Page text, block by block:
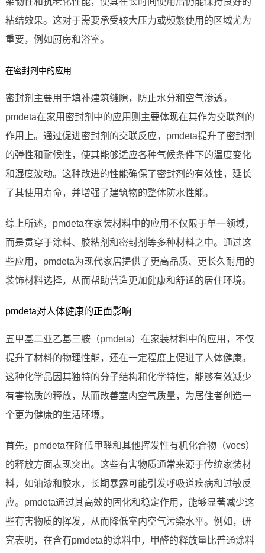
粘结效果。这对于需要承受较大压力或频繁使用的区域尤为
重要，例如厨房和浴室。
在密封剂中的应用
密封剂主要用于填补建筑缝隙，防止水分和空气渗透。
pmdeta在家用密封剂中的应用则主要体现在其作为交联剂的
作用上。通过促进密封剂的交联反应，pmdeta提升了密封剂
的弹性和耐候性，使其能够适应各种气候条件下的温度变化
和湿度波动。这种改进的性能确保了密封剂的有效性，延长
了其使用寿命，并增强了建筑物的整体防水性能。
综上所述，pmdeta在家装材料中的应用不仅限于单一领域，
而是贯穿于涂料、胶粘剂和密封剂等多种材料之中。通过这
些应用，pmdeta为现代家居提供了更高品质、更长久耐用的
装饰材料选择，从而帮助营造更加健康和舒适的居住环境。
pmdeta对人体健康的正面影响
五甲基二亚乙基三胺（pmdeta）在家装材料中的应用，不仅
提升了材料的物理性能，还在一定程度上促进了人体健康。
这种化学品因其独特的分子结构和化学特性，能够有效减少
有害物质的释放，从而改善室内空气质量，为居住者创造一
个更为健康的生活环境。
首先，pmdeta在降低甲醛和其他挥发性有机化合物（vocs）
的释放方面表现突出。这些有害物质通常来源于传统家装材
料，如油漆和胶水，长期暴露可能引发呼吸道疾病和过敏反
应。pmdeta通过其高效的固化和稳定作用，能够显著减少这
些有害物质的挥发，从而降低室内空气污染水平。例如，研
究表明，在含有pmdeta的涂料中，甲醛的释放量比普通涂料